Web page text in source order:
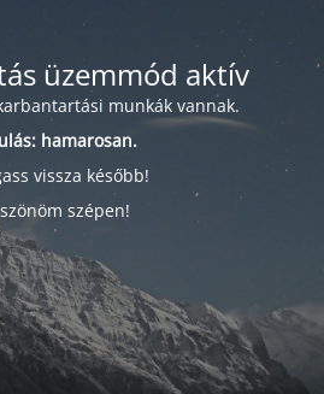
üzemmód aktív
munkák vannak.
hamarosan.
vissza később!
szépen!